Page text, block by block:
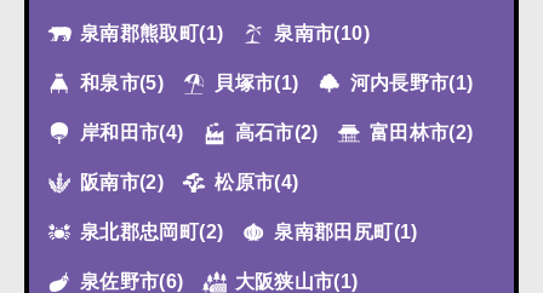
泉南郡熊取町(1) 泉南市(10)
和泉市(5) 貝塚市(1) 河内長野市(1)
岸和田市(4) 高石市(2) 富田林市(2)
阪南市(2) 松原市(4)
泉北郡忠岡町(2) 泉南郡田尻町(1)
泉佐野市(6) 大阪狭山市(1)